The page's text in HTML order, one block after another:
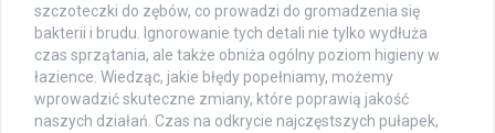
szczoteczki do zębów, co prowadzi do gromadzenia się
bakterii i brudu. Ignorowanie tych detali nie tylko wydłuża
czas sprzątania, ale także obniża ogólny poziom higieny w
łazience. Wiedząc, jakie błędy popełniamy, możemy
wprowadzić skuteczne zmiany, które poprawią jakość
naszych działań. Czas na odkrycie najczęstszych pułapek,